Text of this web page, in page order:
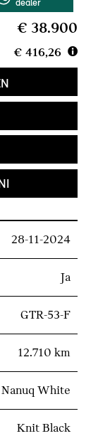
€ 38.900
€ 416,26
28-11-2024
Ja
GTR-53-F
12.710 km
Nanuq White
Knit Black